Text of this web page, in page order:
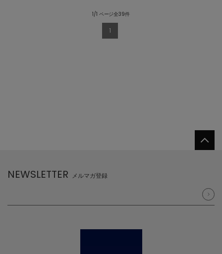
1/1 ページ全39件
1
NEWSLETTER メルマガ登録